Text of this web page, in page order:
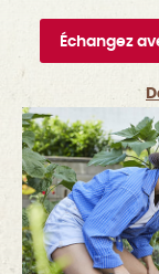
Échangez